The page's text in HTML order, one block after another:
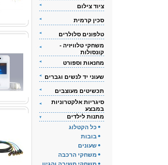
ציוד צילום
סכין קרמית
טלפונים סלולרים
משחקי טלוויזיה -
קונסולות
מחנאות וספורט
שעוני יד לנשים וגברים
תכשיטים מעוצבים
סיגריות אלקטרוניות
במבצע
מתנות לילדים
כל הקטלוג
בובות
שעונים
משחקי הרכבה